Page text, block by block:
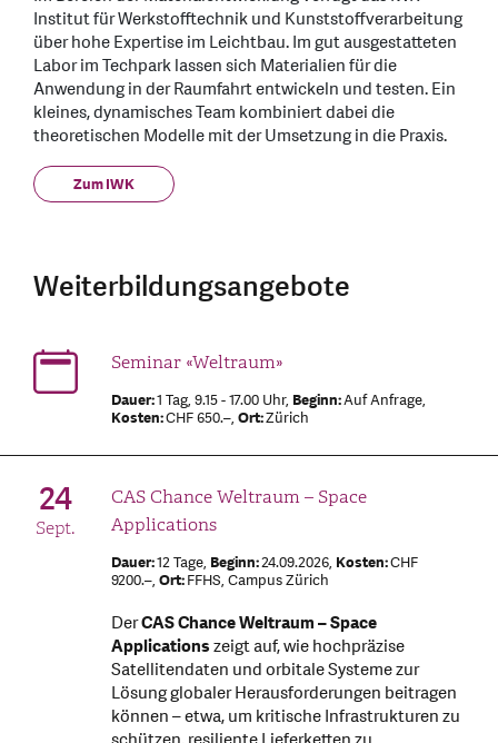
Institut für Werkstofftechnik und Kunststoffverarbeitung
über hohe Expertise im Leichtbau. Im gut ausgestatteten
Labor im Techpark lassen sich Materialien für die
Anwendung in der Raumfahrt entwickeln und testen. Ein
kleines, dynamisches Team kombiniert dabei die
theoretischen Modelle mit der Umsetzung in die Praxis.
Zum IWK
Weiterbildungsangebote
Seminar «Weltraum»
Dauer:1 Tag, 9.15 - 17.00 Uhr, Beginn:Auf Anfrage,
Kosten:CHF 650.–, Ort:Zürich
24
Sept.
CAS Chance Weltraum – Space
Applications
Dauer:12 Tage, Beginn:24.09.2026, Kosten:CHF
9200.–, Ort:FFHS, Campus Zürich
DerCAS Chance Weltraum – Space
Applicationszeigt auf, wie hochpräzise
Satellitendaten und orbitale Systeme zur
Lösung globaler Herausforderungen beitragen
können – etwa, um kritische Infrastrukturen zu